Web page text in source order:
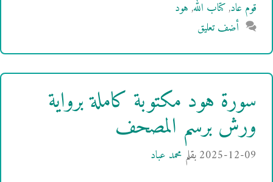
قوم عاد,كتاب الله,هود
أضف تعليق
سورة هود مكتوبة كاملة برواية
ورش برسم المصحف
2025-12-09بقلم محمد عباد